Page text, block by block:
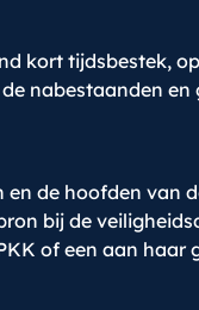
kort tijdsbestek,
nabestaanden
de hoofden van
bij de
of een aan haar